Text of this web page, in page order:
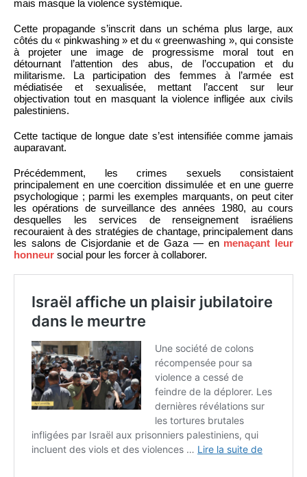
mais masque la violence systémique.
Cette propagande s’inscrit dans un schéma plus large, aux
côtés du « pinkwashing » et du « greenwashing », qui consiste
à projeter une image de progressisme moral tout en
détournant l’attention des abus, de l’occupation et du
militarisme. La participation des femmes à l’armée est
médiatisée et sexualisée, mettant l’accent sur leur
objectivation tout en masquant la violence infligée aux civils
palestiniens.
Cette tactique de longue date s’est intensifiée comme jamais
auparavant.
Précédemment, les crimes sexuels consistaient
principalement en une coercition dissimulée et en une guerre
psychologique ; parmi les exemples marquants, on peut citer
les opérations de surveillance des années 1980, au cours
desquelles les services de renseignement israéliens
recouraient à des stratégies de chantage, principalement dans
les salons de Cisjordanie et de Gaza — en menaçant leur
honneur social pour les forcer à collaborer.